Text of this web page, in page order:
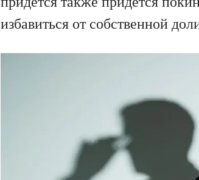
избавиться от собственной